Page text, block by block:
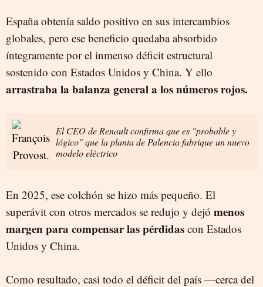
España obtenía saldo positivo en sus intercambios
globales, pero ese beneficio quedaba absorbido
íntegramente por el inmenso déficit estructural
sostenido con Estados Unidos y China. Y ello
arrastraba la balanza general a los números rojos.
El CEO de Renault confirma que es "probable y
lógico" que la planta de Palencia fabrique un nuevo
modelo eléctrico
En 2025, ese colchón se hizo más pequeño. El
superávit con otros mercados se redujo y dejó menos
margen para compensar las pérdidas con Estados
Unidos y China.
Como resultado, casi todo el déficit del país —cerca del